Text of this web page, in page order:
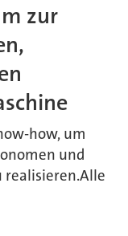
zur
how, um
und
realisieren.Alle